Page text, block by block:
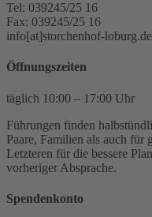
Tel: 039245/25 16
Fax: 039245/25 16
info[at]storchenhof-loburg.de
Öffnungszeiten
täglich 10:00 – 17:00 Uhr
Führungen finden
Paare, Familien als auch für
Letzteren für die bessere
vorheriger Absprache.
Spendenkonto